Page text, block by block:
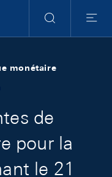
RechercheMenu
monétaire
de
pour la
le 21